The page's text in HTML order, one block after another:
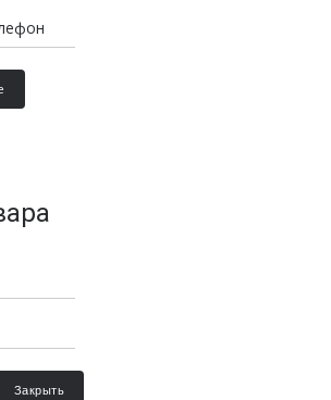
Закрыть